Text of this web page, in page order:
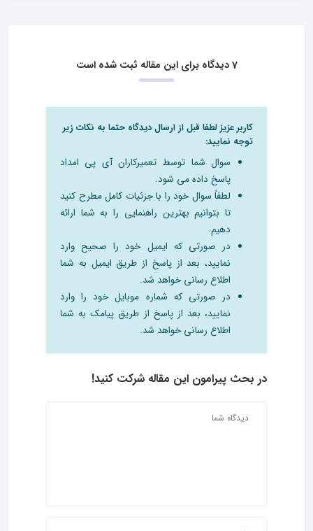
7 دیدگاه برای این مقاله ثبت شده است
کاربر عزیز لطفا قبل از ارسال دیدگاه حتما به نکات زیر
توجه نمایید:
سوال شما توسط تعمیرکاران آی پی امداد
پاسخ داده می شود.
لطفاً سوال خود را با جزئیات کامل مطرح کنید
تا بتوانیم بهترین راهنمایی را به شما ارائه
دهیم.
در صورتی که ایمیل خود را صحیح وارد
نمایید، بعد از پاسخ از طریق ایمیل به شما
اطلاع رسانی خواهد شد.
در صورتی که شماره موبایل خود را وارد
نمایید، بعد از پاسخ از طریق پیامک به شما
اطلاع رسانی خواهد شد.
در بحث‌ پیرامون این مقاله شرکت کنید!